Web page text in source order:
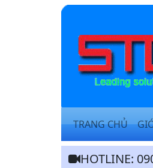
TRANG CHỦ
HOTLINE: